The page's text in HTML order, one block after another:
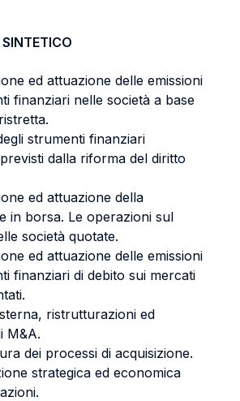
ed attuazione delle emissioni
finanziari nelle società a base
strumenti finanziari
dalla riforma del diritto
ed attuazione della
in borsa. Le operazioni sul
società quotate.
ed attuazione delle emissioni
finanziari di debito sui mercati
ristrutturazioni ed
M&A.
dei processi di acquisizione.
strategica ed economica